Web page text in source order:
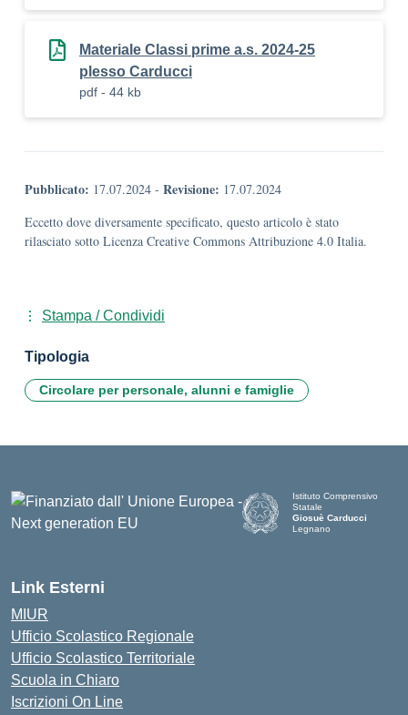
Materiale Classi prime a.s. 2024-25
plesso Carducci
pdf - 44 kb
Pubblicato: 17.07.2024 - Revisione: 17.07.2024
Eccetto dove diversamente specificato, questo articolo è stato
rilasciato sotto Licenza Creative Commons Attribuzione 4.0 Italia.
Stampa / Condividi
Tipologia
Circolare per personale, alunni e famiglie
Istituto Comprensivo
Statale
Giosuè Carducci
Legnano
Link Esterni
MIUR
Ufficio Scolastico Regionale
Ufficio Scolastico Territoriale
Scuola in Chiaro
Iscrizioni On Line